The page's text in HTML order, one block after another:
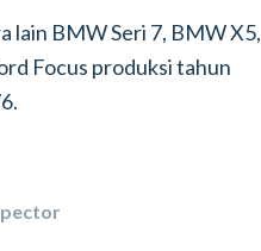
lain BMW Seri 7, BMW X5,
Focus produksi tahun